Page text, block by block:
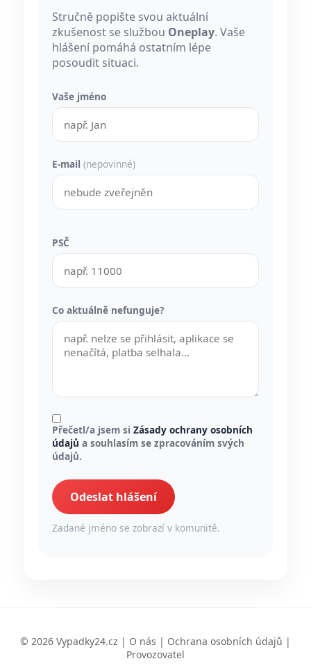
Stručně popište svou aktuální
zkušenost se službou Oneplay. Vaše
hlášení pomáhá ostatním lépe
posoudit situaci.
Vaše jméno
E-mail (nepovinné)
PSČ
Co aktuálně nefunguje?
Přečetl/a jsem si Zásady ochrany osobních
údajů a souhlasím se zpracováním svých
údajů.
Odeslat hlášení
Zadané jméno se zobrazí v komunitě.
© 2026 Vypadky24.cz | O nás | Ochrana osobních údajů |
Provozovatel